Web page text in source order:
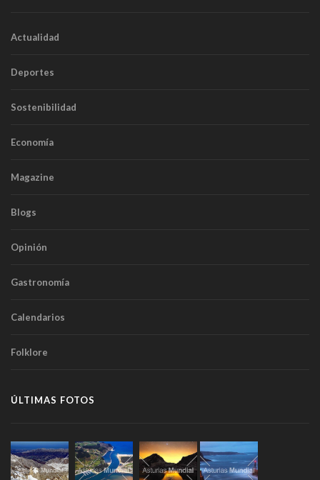
Actualidad
Deportes
Sostenibilidad
Economía
Magazine
Blogs
Opinión
Gastronomía
Calendarios
Folklore
ÚLTIMAS FOTOS